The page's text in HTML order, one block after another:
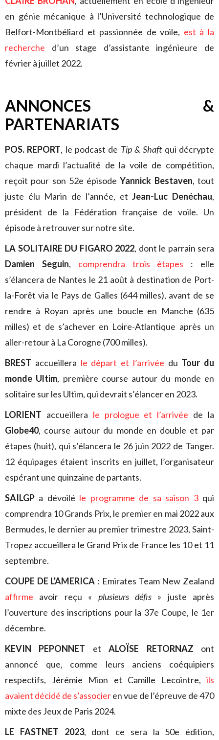
en génie mécanique à l’Université technologique de
Belfort-Montbéliard et passionnée de voile, est à la
recherche d’un stage d’assistante ingénieure de
février à juillet 2022.
ANNONCES &
PARTENARIATS
POS. REPORT, le podcast de Tip & Shaftqui décrypte
chaque mardi l’actualité de la voile de compétition,
reçoit pour son 52e épisodeYannick Bestaven, tout
juste élu Marin de l’année, etJean-Luc Denéchau,
président de la Fédération française de voile. Un
épisode à retrouver sur notre site.
LA SOLITAIRE DU FIGARO 2022, dont le parrain sera
Damien Seguin, comprendra trois étapes : elle
s’élancera de Nantes le 21 août à destination de Port-
la-Forêt via le Pays de Galles (644 milles), avant de se
rendre à Royan après une boucle en Manche (635
milles) et de s’achever en Loire-Atlantique après un
aller-retour à La Corogne (700 milles).
BREST accueillera le départ et l’arrivée du Tour du
monde Ultim, première course autour du monde en
solitaire sur les Ultim, qui devrait s’élancer en 2023.
LORIENT accueillera le prologue et l’arrivée de la
Globe40, course autour du monde en double et par
étapes (huit), qui s’élancera le 26 juin 2022 de Tanger.
12 équipages étaient inscrits en juillet, l’organisateur
espérant une quinzaine de partants.
SAILGP a dévoilé le programme de sa saison 3qui
comprendra 10 Grands Prix, le premier en mai 2022 aux
Bermudes, le dernier au premier trimestre 2023, Saint-
Tropez accueillera le Grand Prix de France les 10 et 11
septembre.
COUPE DE L’AMERICA : Emirates Team New Zealand
affirme avoir reçu « plusieurs défis » juste après
l’ouverture des inscriptions pour la 37e Coupe, le 1er
décembre.
KEVIN PEPONNET etALOÏSE RETORNAZ ont
annoncé que, comme leurs anciens coéquipiers
respectifs, Jérémie Mion et Camille Lecointre, ils
avaient décidé de s’associeren vue de l’épreuve de 470
mixte des Jeux de Paris 2024.
LE FASTNET 2023, dont ce sera la 50e édition,